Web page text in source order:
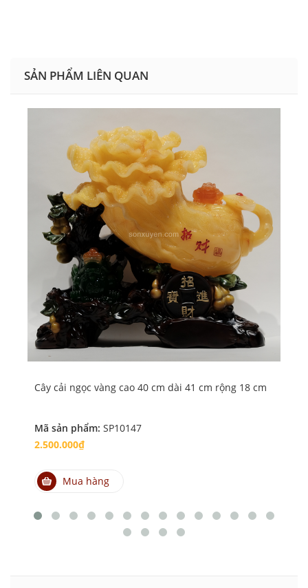
SẢN PHẨM LIÊN QUAN
Cây cải ngọc vàng cao 40 cm dài 41 cm rộng 18 cm
Mã sản phẩm: SP10147
2.500.000₫
Mua hàng